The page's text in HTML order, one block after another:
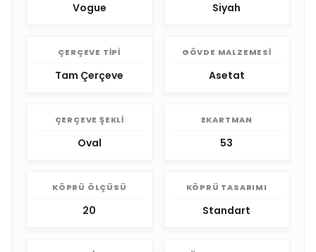
Vogue Siyah
ÇERÇEVE TIPI
Tam Çerçeve
GÖVDE MALZEMESI
Asetat
ÇERÇEVE ŞEKLI
Oval
EKARTMAN
53
KÖPRÜ ÖLÇÜSÜ
20
KÖPRÜ TASARIMI
Standart